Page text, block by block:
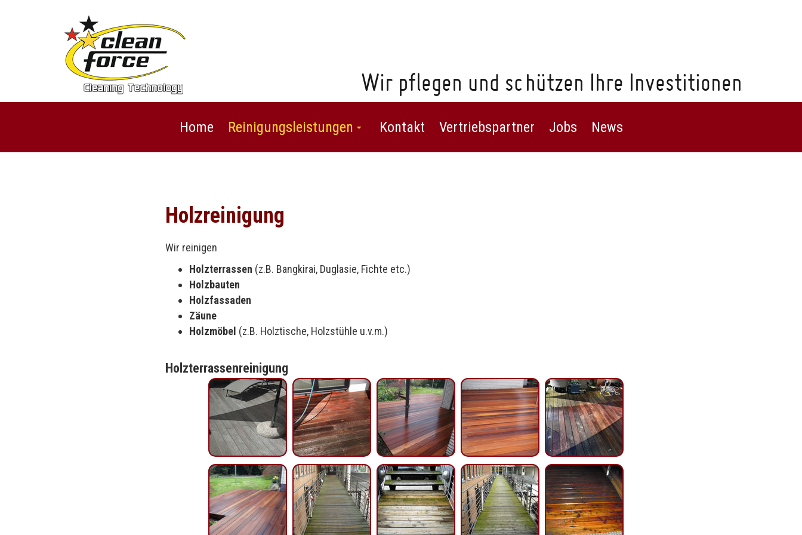
Wir pflegen und schützen Ihre Investitionen
Home Reinigungsleistungen Kontakt Vertriebspartner Jobs News
Holzreinigung
Wir reinigen
Holzterrassen (z.B. Bangkirai, Duglasie, Fichte etc.)
Holzbauten
Holzfassaden
Zäune
Holzmöbel (z.B. Holztische, Holzstühle u.v.m.)
Holzterrassenreinigung